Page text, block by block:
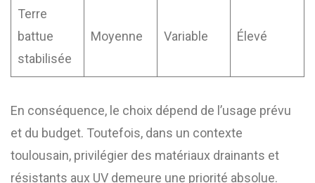
Terre
battue
stabilisée
Moyenne Variable Élevé
En conséquence, le choix dépend de l’usage prévu
et du budget. Toutefois, dans un contexte
toulousain, privilégier des matériaux drainants et
résistants aux UV demeure une priorité absolue.